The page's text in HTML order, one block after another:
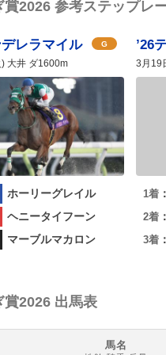
賞2026 参考ステップレ
レラマイル G
大井 ダ1600m
ホーリーグレイル
ヘニータイフーン
マーブルマカロン
’26
3月19
1着：
2着：
3着：
賞2026 出馬表
馬名